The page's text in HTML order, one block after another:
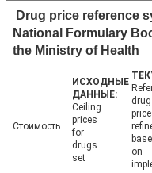
Drug price reference
National Formulary
the Ministry of Health
Стоимость
Ceiling
prices
for
drugs
set
drug
on